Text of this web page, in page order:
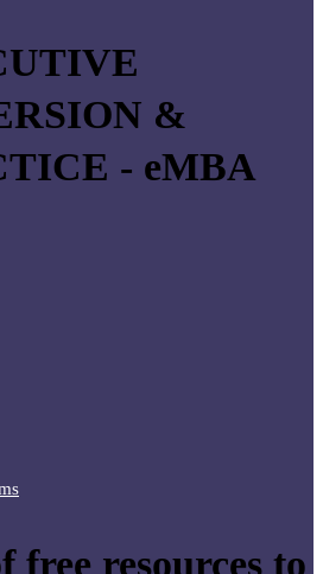
&
- eMBA
free resources to